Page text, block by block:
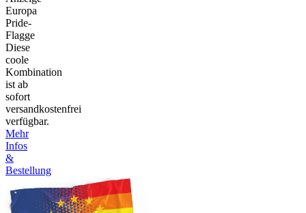
Europa
Pride-
Flagge
Diese
coole
Kombination
ist ab
sofort
versandkostenfrei
verfügbar.
Mehr
Infos
&
Bestellung